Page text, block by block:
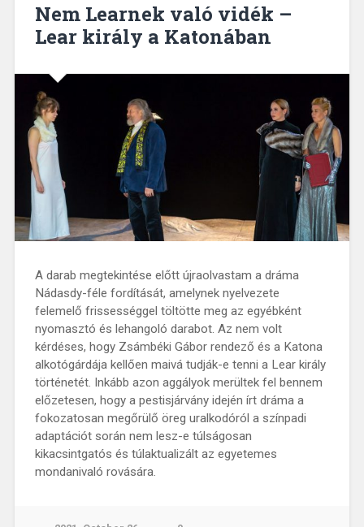
Nem Learnek való vidék –
Lear király a Katonában
A darab megtekintése előtt újraolvastam a dráma
Nádasdy-féle fordítását, amelynek nyelvezete
felemelő frissességgel töltötte meg az egyébként
nyomasztó és lehangoló darabot. Az nem volt
kérdéses, hogy Zsámbéki Gábor rendező és a Katona
alkotógárdája kellően maivá tudják-e tenni a Lear király
történetét. Inkább azon aggályok merültek fel bennem
előzetesen, hogy a pestisjárvány idején írt dráma a
fokozatosan megőrülő öreg uralkodóról a színpadi
adaptációt során nem lesz-e túlságosan
kikacsintgatós és túlaktualizált az egyetemes
mondanivaló rovására.